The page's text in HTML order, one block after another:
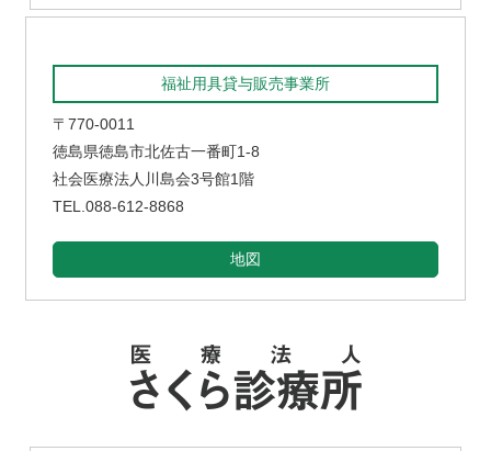
福祉用具貸与販売事業所
〒770-0011
徳島県徳島市北佐古一番町1-8
社会医療法人川島会3号館1階
TEL.088-612-8868
地図